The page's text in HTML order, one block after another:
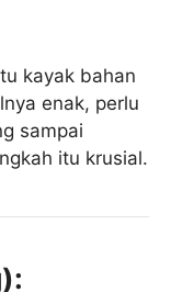
kayak bahan
enak, perlu
sampai
itu krusial.